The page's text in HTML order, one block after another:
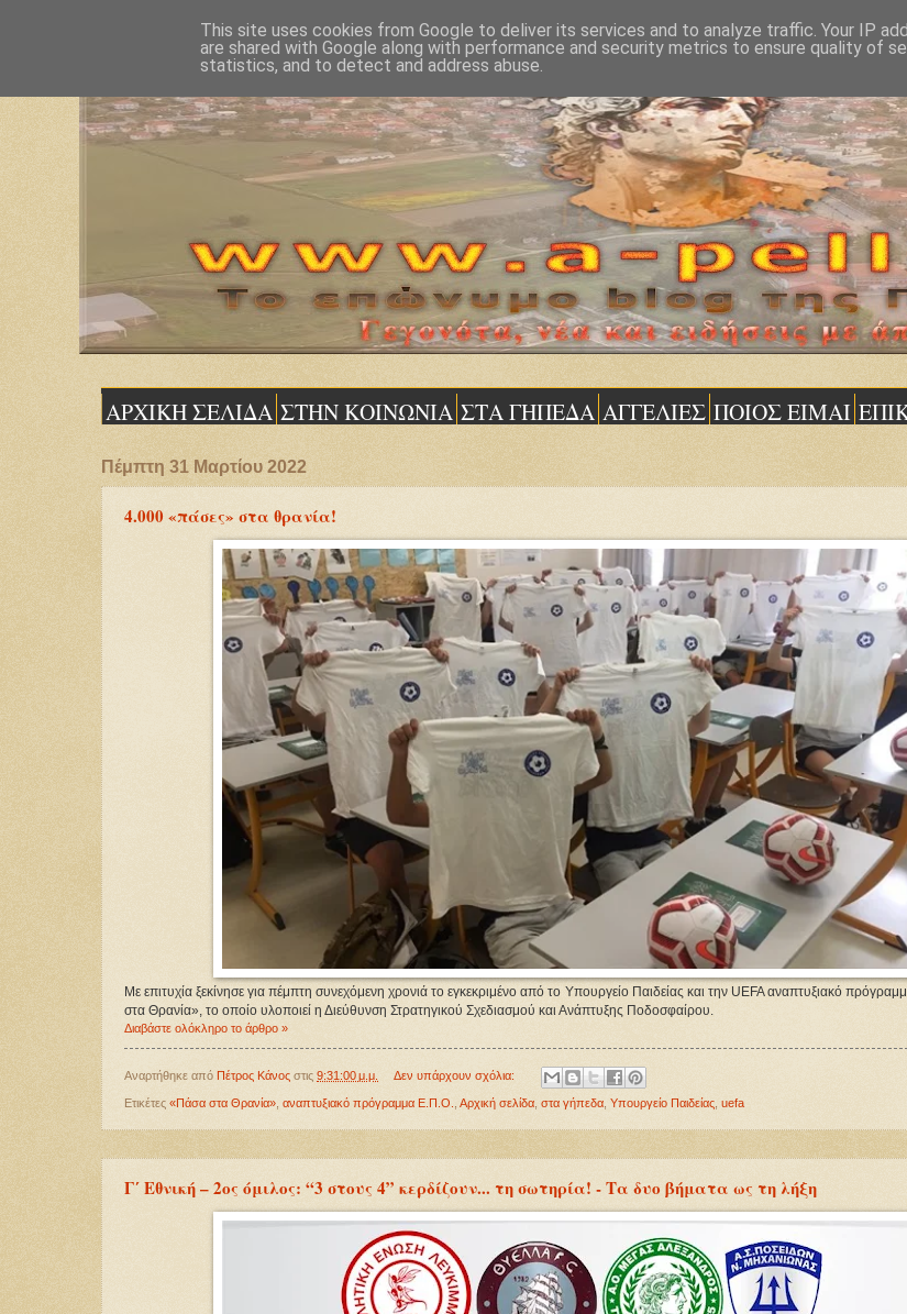
ΑΡΧΙΚΗ ΣΕΛΙΔΑ ΣΤΗΝ ΚΟΙΝΩΝΙΑ ΣΤΑ ΓΗΠΕΔΑ ΑΓΓΕΛΙΕΣ ΠΟΙΟΣ ΕΙΜΑΙ
Πέμπτη 31 Μαρτίου 2022
4.000 «πάσες» στα θρανία!
Με επιτυχία ξεκίνησε για πέμπτη συνεχόμενη χρονιά το εγκεκριμένο από το Υπουργείο Παιδείας και την UEFA αναπτυξιακό
στα Θρανία», το οποίο υλοποιεί η Διεύθυνση Στρατηγικού Σχεδιασμού και Ανάπτυξης Ποδοσφαίρου.
Διαβάστε ολόκληρο το άρθρο »
Αναρτήθηκε από Πέτρος Κάνος στις 9:31:00 μ.μ. Δεν υπάρχουν σχόλια:
Ετικέτες «Πάσα στα Θρανία» αναπτυξιακό πρόγραμμα Ε.Π.Ο. Αρχική σελίδα στα γήπεδα Υπουργείο Παιδείας uefa
Γ΄ Εθνική – 2ος όμιλος: “3 στους 4” κερδίζουν... τη σωτηρία! - Τα δυο βήματα ως τη λήξη
This site uses cookies from Google to deliver its services and to analyze traffic. Your IP
are shared with Google along with performance and security metrics to ensure quality of
statistics, and to detect and address abuse.